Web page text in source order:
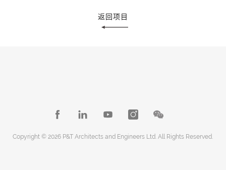
返回项目
Copyright © 2026 P&T Architects and Engineers Ltd. All Rights Reserved.